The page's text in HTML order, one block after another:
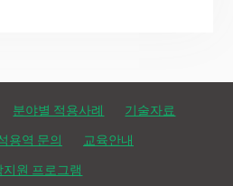
분야별 적용사례 기술자료
용역 문의 교육안내
지원 프로그램